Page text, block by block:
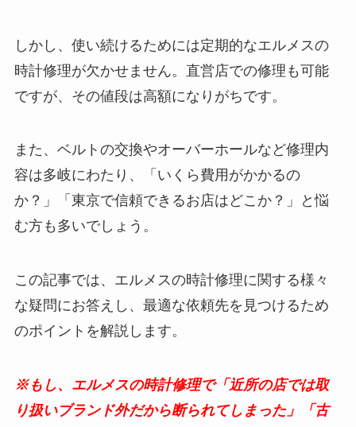
しかし、使い続けるためには定期的なエルメスの
時計修理が欠かせません。直営店での修理も可能
ですが、その値段は高額になりがちです。
また、ベルトの交換やオーバーホールなど修理内
容は多岐にわたり、「いくら費用がかかるの
か？」「東京で信頼できるお店はどこか？」と悩
む方も多いでしょう。
この記事では、エルメスの時計修理に関する様々
な疑問にお答えし、最適な依頼先を見つけるため
のポイントを解説します。
※もし、エルメスの時計修理で「近所の店では取
り扱いブランド外だから断られてしまった」「古